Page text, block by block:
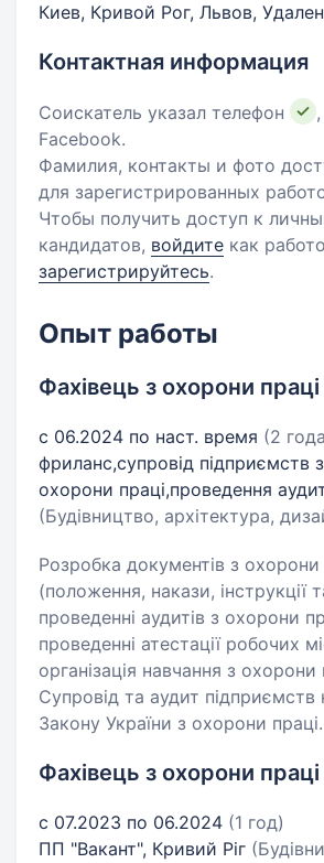
Киев, Кривой Рог, Львов,
Контактная информация
Соискатель указал телефон
Facebook.
Фамилия, контакты и фото
для зарегистрированных
Чтобы получить доступ к
кандидатов, войдите как
зарегистрируйтесь.
Опыт работы
Фахівець з охорони праці
с 06.2024 по наст. время (2
фриланс,супровід підприємств
охорони праці,проведення
(Будівництво, архітектура,
Розробка документів з охорони
(положення, накази, інструкції
проведенні аудитів з охорони
проведенні атестації робочих
організація навчання з охорони
Супровід та аудит
Закону України з охорони праці.
Фахівець з охорони праці
с 07.2023 по 06.2024 (1 год)
ПП "Вакант", Кривий Ріг